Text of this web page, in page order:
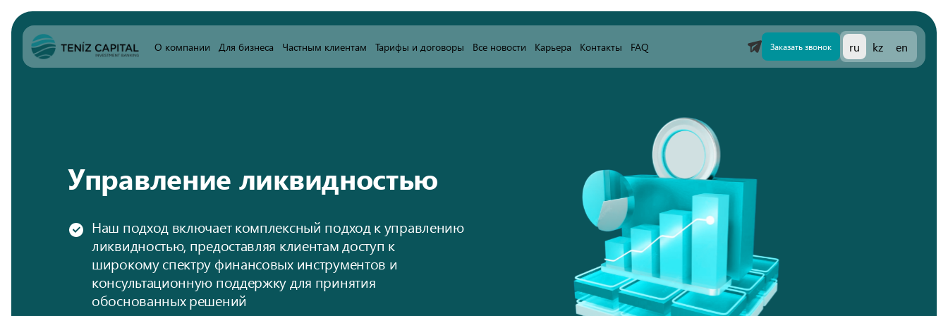
О компании Для бизнеса Частным клиентам Тарифы и договоры Все новости Карьера Контакты FAQ Заказать звонок ru kz en
Управление ликвидностью
Наш подход включает комплексный подход к управлению
ликвидностью, предоставляя клиентам доступ к
широкому спектру финансовых инструментов и
консультационную поддержку для принятия
обоснованных решений